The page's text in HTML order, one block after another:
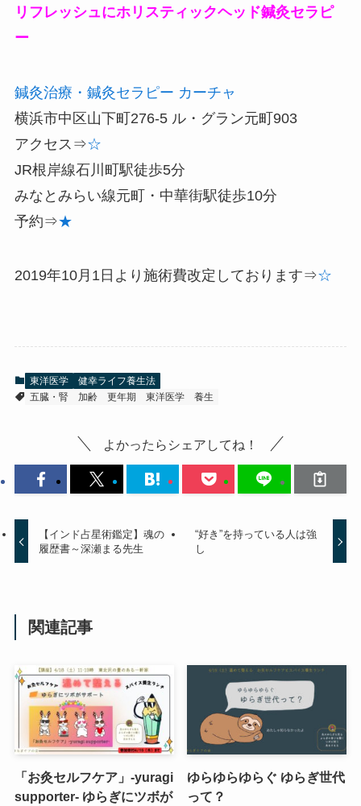
リフレッシュにホリスティックヘッド鍼灸セラピ
ー
鍼灸治療・鍼灸セラピー カーチャ
横浜市中区山下町276-5 ル・グラン元町903
アクセス⇒☆
JR根岸線石川町駅徒歩5分
みなとみらい線元町・中華街駅徒歩10分
予約⇒★
2019年10月1日より施術費改定しております⇒☆
東洋医学
健幸ライフ養生法
五臓・腎
加齢 更年期 東洋医学 養生
よかったらシェアしてね！
【インド占星術鑑定】魂の
履歴書～深瀬まる先生
“好き”を持っている人は強
し
関連記事
「お灸セルフケア」-yuragi
supporter- ゆらぎにツボが
ゆらゆらゆらぐ ゆらぎ世代
って？